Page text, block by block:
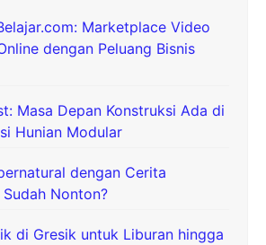
Marketplace Video
dengan Peluang Bisnis
Masa Depan Konstruksi Ada di
Hunian Modular
dengan Cerita
Nonton?
di Gresik untuk Liburan hingga